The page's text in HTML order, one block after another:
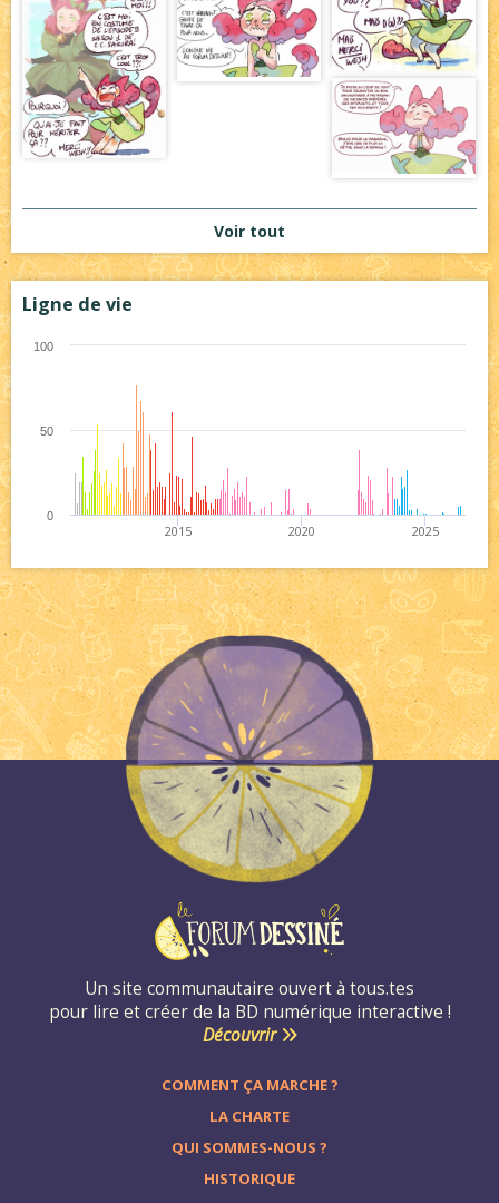
Voir tout
Ligne de vie
2015 2020 2025
0
50
100
Un site communautaire ouvert à tous.tes
pour lire et créer de la BD numérique interactive !
Découvrir
COMMENT ÇA MARCHE ?
LA CHARTE
QUI SOMMES-NOUS ?
HISTORIQUE